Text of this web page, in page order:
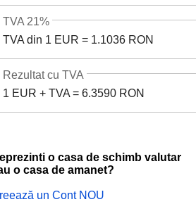
TVA din 1 EUR = 1.1036 RON
TVA 21%
1 EUR + TVA = 6.3590 RON
Rezultat cu TVA
o casa de schimb valutar
o casa de amanet?
un Cont NOU